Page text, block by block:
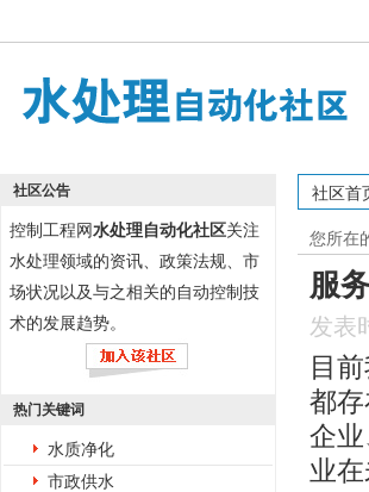
社区公告
控制工程网水处理自动化社区关注
水处理领域的资讯、政策法规、市
场状况以及与之相关的自动控制技
术的发展趋势。
热门关键词
水质净化
市政供水
社区首
您所在
服
发表
目
都
企
业